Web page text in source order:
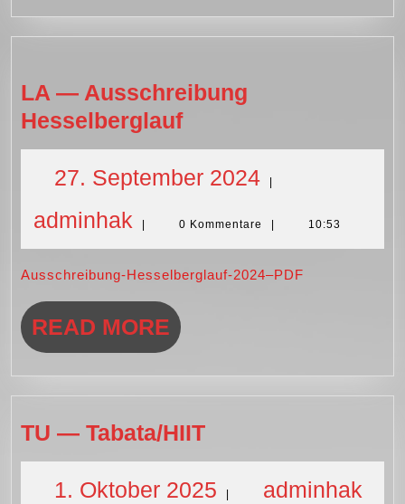
LA — Ausschreibung
HesselberglaufLA
—
Ausschreibung
27. September 2024 27.
September
adminhak adminhak
0 Kommentare 10:53
Ausschreibung-Hesselberglauf-2024–PDF
READ MORE READ
TU — Tabata/HIITTU
—
Tabata/HIIT
1. Oktober 2025 1.
adminhak